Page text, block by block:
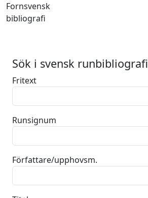
Fornsvensk
bibliografi
Sök i svensk runbibliografi
Fritext
Runsignum
Författare/upphovsm.